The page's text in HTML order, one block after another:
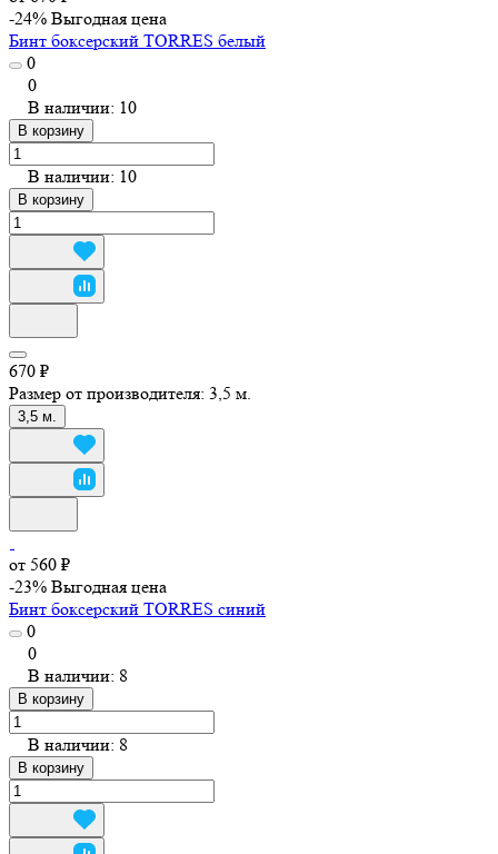
-24% Выгодная цена
Бинт боксерский TORRES белый
0
0
В наличии: 10
В корзину
В наличии: 10
В корзину
670 ₽
Размер от производителя: 3,5 м.
3,5 м.
от 560 ₽
-23% Выгодная цена
Бинт боксерский TORRES синий
0
0
В наличии: 8
В корзину
В наличии: 8
В корзину